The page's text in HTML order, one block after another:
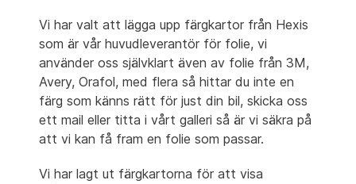
Vi har valt att lägga upp färgkartor från Hexis
som är vår huvudleverantör för folie, vi
använder oss självklart även av folie från 3M,
Avery, Orafol, med flera så hittar du inte en
färg som känns rätt för just din bil, skicka oss
ett mail eller titta i vårt galleri så är vi säkra på
att vi kan få fram en folie som passar.
Vi har lagt ut färgkartorna för att visa